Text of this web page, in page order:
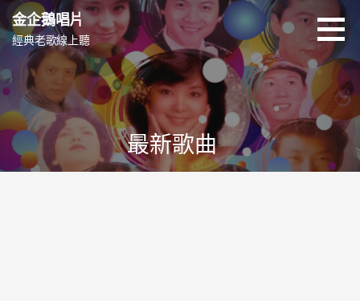
至
主
要
內
金企鵝唱片
經典老歌線上聽
最新歌曲